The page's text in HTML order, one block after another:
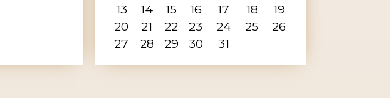
13
14 15 16 17 18
19
20
21 22 23 24 25
26
27
28 29 30 31